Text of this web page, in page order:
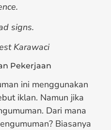
signs.
Karawaci
Pekerjaan
ini menggunakan
iklan. Namun jika
Dari mana
Biasanya